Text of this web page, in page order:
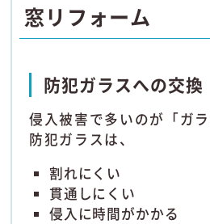
窓リフォーム
防犯ガラスへの交換
侵入被害で多いのが「ガラ
防犯ガラスは、
割れにくい
貫通しにくい
侵入に時間がかかる